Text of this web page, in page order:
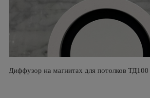
Диффузор на магнитах для потолков